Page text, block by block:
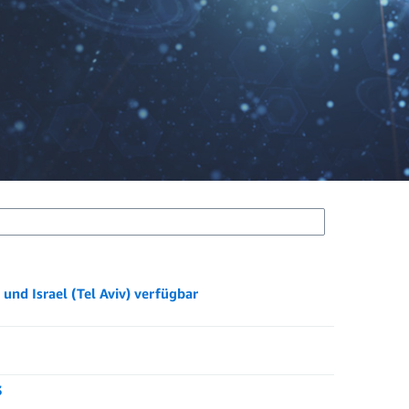
Israel (Tel Aviv) verfügbar